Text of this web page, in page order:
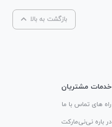
بازگشت به بالا
خدمات مشتریان
راه های تماس با ما
در باره نی‌نی‌مارکت